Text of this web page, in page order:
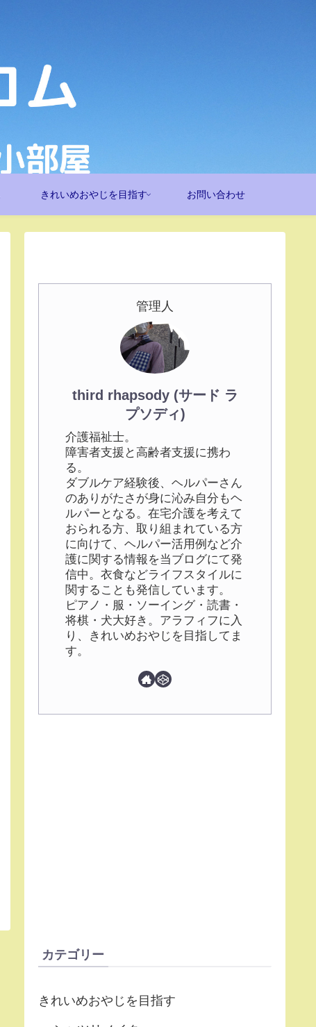
きれいめおやじを目指す お問い合わせ
管理人
third rhapsody (サード ラ
プソディ)
介護福祉士。
障害者支援と高齢者支援に携わ
る。
ダブルケア経験後、ヘルパーさん
のありがたさが身に沁み自分もヘ
ルパーとなる。在宅介護を考えて
おられる方、取り組まれている方
に向けて、ヘルパー活用例など介
護に関する情報を当ブログにて発
信中。衣食などライフスタイルに
関することも発信しています。
ピアノ・服・ソーイング・読書・
将棋・犬大好き。アラフィフに入
り、きれいめおやじを目指してま
す。
カテゴリー
きれいめおやじを目指す